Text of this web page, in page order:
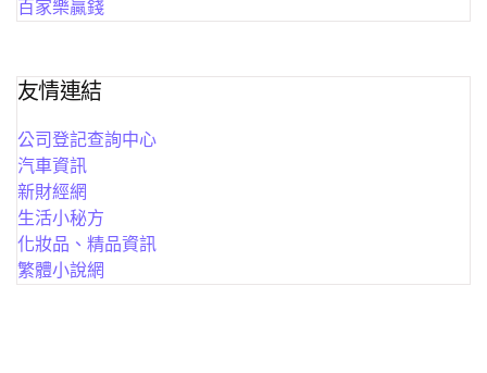
百家樂贏錢
友情連結
公司登記查詢中心
汽車資訊
新財經網
生活小秘方
化妝品、精品資訊
繁體小說網